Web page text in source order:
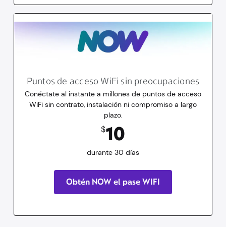
Puntos de acceso WiFi sin preocupaciones
Conéctate al instante a millones de puntos de acceso
WiFi sin contrato, instalación ni compromiso a largo
plazo.
durante 30 días
$10
durante 30 días
Obtén NOW el pase WIFI